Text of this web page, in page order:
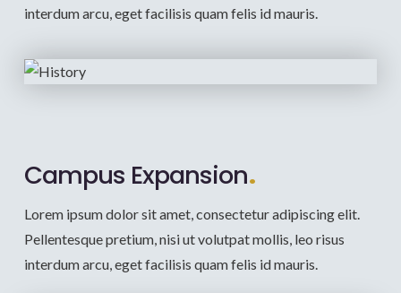
interdum arcu, eget facilisis quam felis id mauris.
Campus Expansion.
Lorem ipsum dolor sit amet, consectetur adipiscing elit.
Pellentesque pretium, nisi ut volutpat mollis, leo risus
interdum arcu, eget facilisis quam felis id mauris.